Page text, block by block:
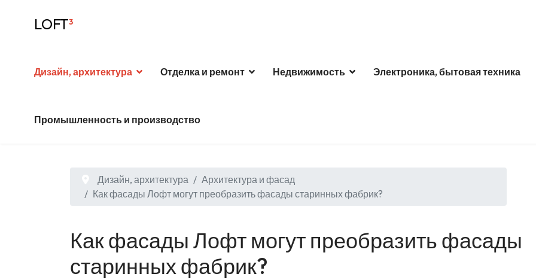
LOFT³
Дизайн, архитектура Отделка и ремонт Недвижимость Электроника, бытовая техника
Промышленность и производство
Дизайн, архитектура
Архитектура и фасад
Как фасады Лофт могут преобразить фасады старинных фабрик?
Как фасады Лофт могут преобразить фасады
старинных фабрик?